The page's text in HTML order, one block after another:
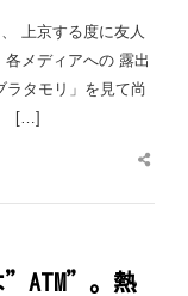
上京する度に友人
メディアへの 露出
ラタモリ」を見て尚
[…]
Share
”ATM”。熱